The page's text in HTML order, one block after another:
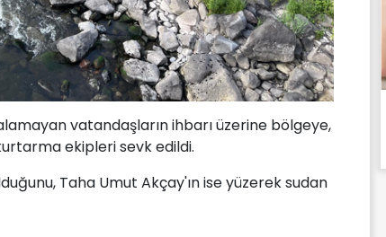
vatandaşların ihbarı üzerine bölgeye,
ekipleri sevk edildi.
Taha Umut Akçay'ın ise yüzerek sudan